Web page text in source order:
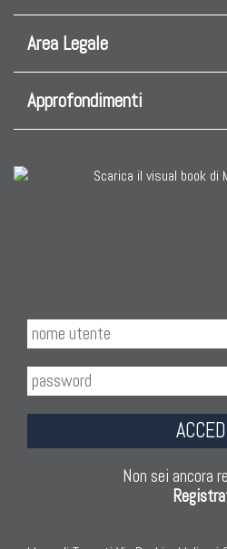
Area Legale
Approfondimenti
Non sei ancora